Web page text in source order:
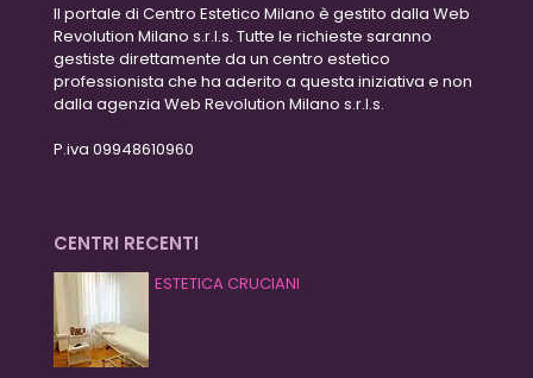
Il portale di Centro Estetico Milano è gestito dalla Web
Revolution Milano s.r.l.s. Tutte le richieste saranno
gestiste direttamente da un centro estetico
professionista che ha aderito a questa iniziativa e non
dalla agenzia Web Revolution Milano s.r.l.s.
P.iva 09948610960
CENTRI RECENTI
ESTETICA CRUCIANI